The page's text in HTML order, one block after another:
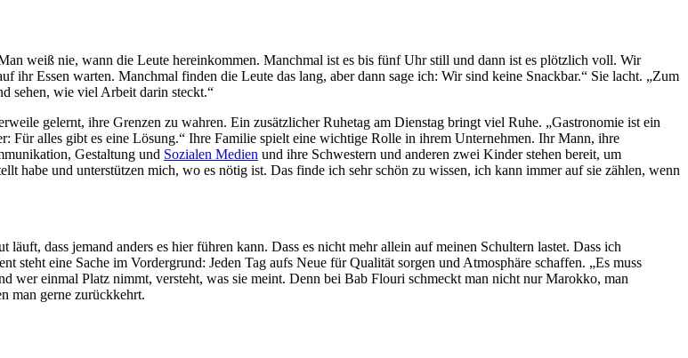
weiß nie, wann die Leute hereinkommen. Manchmal ist es bis fünf Uhr still und dann ist es plötzlich voll. Wir
ihr Essen warten. Manchmal finden die Leute das lang, aber dann sage ich: Wir sind keine Snackbar.“ Sie lacht. „Zum
sehen, wie viel Arbeit darin steckt.“
gelernt, ihre Grenzen zu wahren. Ein zusätzlicher Ruhetag am Dienstag bringt viel Ruhe. „Gastronomie ist ein
Für alles gibt es eine Lösung.“ Ihre Familie spielt eine wichtige Rolle in ihrem Unternehmen. Ihr Mann, ihre
Gestaltung und Sozialen Medien und ihre Schwestern und anderen zwei Kinder stehen bereit, um
habe und unterstützen mich, wo es nötig ist. Das finde ich sehr schön zu wissen, ich kann immer auf sie zählen, wenn
dass jemand anders es hier führen kann. Dass es nicht mehr allein auf meinen Schultern lastet. Dass ich
steht eine Sache im Vordergrund: Jeden Tag aufs Neue für Qualität sorgen und Atmosphäre schaffen. „Es muss
wer einmal Platz nimmt, versteht, was sie meint. Denn bei Bab Flouri schmeckt man nicht nur Marokko, man
man gerne zurückkehrt.